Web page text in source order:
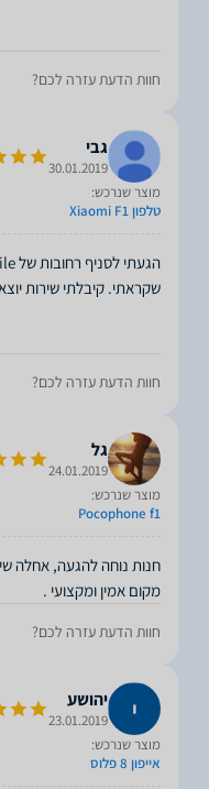
חוות הדעת עזרה לכם?
גבי
30.01.2019
מוצר שנרכש:
טלפון Xiaomi F1
שקראתי. קיבלתי שירות
חוות הדעת עזרה לכם?
גל
24.01.2019
מוצר שנרכש:
Pocophone f1
מקום אמין ומקצועי .
חוות הדעת עזרה לכם?
יהושע
23.01.2019
מוצר שנרכש:
אייפון 8 פלוס